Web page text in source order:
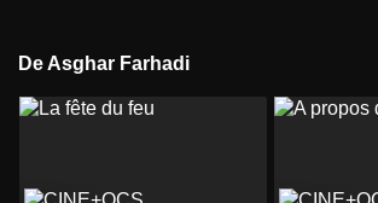
De Asghar Farhadi